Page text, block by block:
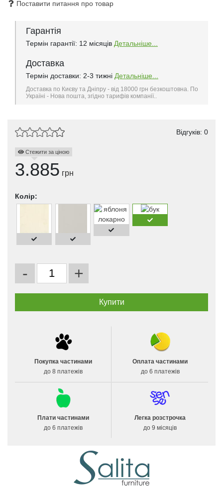
Поставити питання про товар
Гарантія
Термін гарантії: 12 місяців Детальніше...
Доставка
Термін доставки: 2-3 тижні Детальніше...
Доставка по Києву та Дніпру - від 18000 грн безкоштовна. По
Україні - Нова пошта, згідно тарифів компанії..
Відгуків: 0
Стежити за ціною
3.885 грн
Колір:
- +
Покупка частинами
до 8 платежів
Оплата частинами
до 6 платежів
Плати частинами
до 6 платежів
Легка розстрочка
до 9 місяців